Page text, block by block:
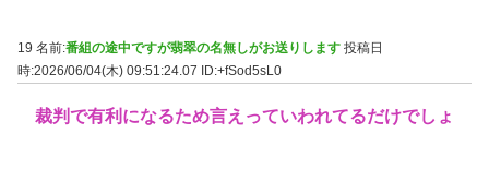
19 名前:番組の途中ですが翡翠の名無しがお送りします 投稿日
時:2026/06/04(木) 09:51:24.07 ID:+fSod5sL0
裁判で有利になるため言えっていわれてるだけでしょ